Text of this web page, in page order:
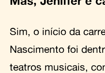
Sim, o início da
Nascimento foi
teatros musicais,